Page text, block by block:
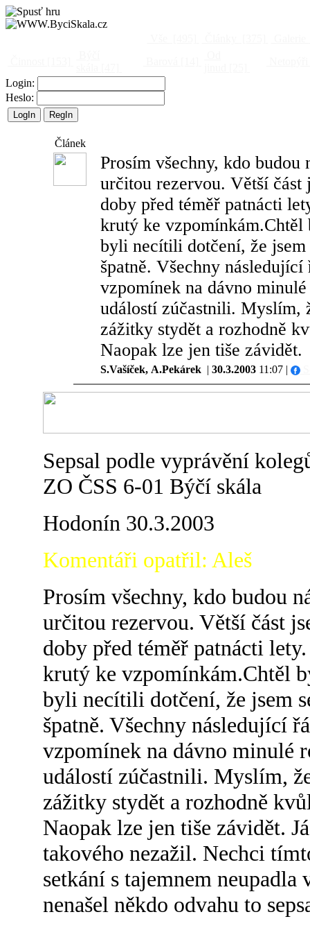
Login:
Heslo:
Článek
Prosím všechny, kdo
určitou rezervou. Větší část
doby před téměř patnácti
krutý ke vzpomínkám.Chtěl
byli necítili dotčení, že
špatně. Všechny následující
vzpomínek na dávno
událostí zúčastnili. Myslím,
zážitky stydět a rozhodně
Naopak lze jen tiše závidět.
S.Vašíček, A.Pekárek| 30.3.200311:07 |
Sepsal podle vyprávění
ZO ČSS 6-01 Býčí skála
Hodonín 30.3.2003
Komentáři opatřil: Aleš
Prosím všechny, kdo budou
určitou rezervou. Větší část
doby před téměř patnácti
krutý ke vzpomínkám.Chtěl
byli necítili dotčení, že jsem
špatně. Všechny následující
vzpomínek na dávno minulé
událostí zúčastnili. Myslím,
zážitky stydět a rozhodně
Naopak lze jen tiše závidět.
takového nezažil. Nechci
setkání s tajemnem neupadla
nenašel někdo odvahu to